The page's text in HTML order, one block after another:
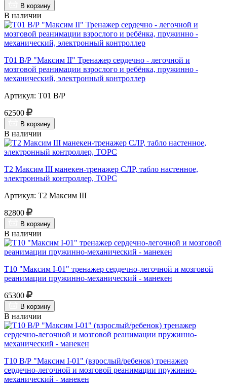
В корзину
В наличии
Т01 В/Р "Максим II" Тренажер сердечно - легочной и
мозговой реанимации взрослого и ребёнка, пружинно -
механический, электронный контроллер
Артикул: Т01 В/Р
62500
В корзину
В наличии
Т2 Максим III манекен-тренажер СЛР, табло настенное,
электронный контроллер, ТОРС
Артикул: Т2 Максим III
82800
В корзину
В наличии
Т10 "Максим I-01" тренажер сердечно-легочной и мозговой
реанимации пружинно-механический - манекен
65300
В корзину
В наличии
Т10 В/Р "Максим I-01" (взрослый/ребенок) тренажер
сердечно-легочной и мозговой реанимации пружинно-
механический - манекен